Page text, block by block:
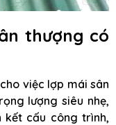
thượng có
việc lợp mái sân
lượng siêu nhẹ,
kết cấu công trình,